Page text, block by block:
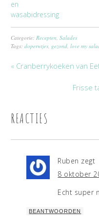
en
wasabidressing
Categorie: Recepten ,Salades
Tags:doperwtjes gezond ,love my
« Cranberrykoeken van
Frisse
REACTIES
Ruben zegt
8 oktober
Echt super
BEANTWOORDEN